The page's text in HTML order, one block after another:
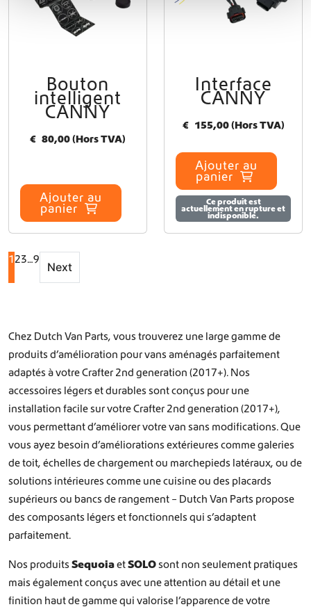
Bouton
intelligent
CANNY
€ 80,00(Hors TVA)
Ajouter au
panier
Interface
CANNY
€ 155,00(Hors TVA)
Ajouter au
panier
Ce produit est
actuellement en rupture et
indisponible.
123…9
Next
Chez Dutch Van Parts, vous trouverez une large gamme de
produits d’amélioration pour vans aménagés parfaitement
adaptés à votre Crafter 2nd generation (2017+). Nos
accessoires légers et durables sont conçus pour une
installation facile sur votre Crafter 2nd generation (2017+),
vous permettant d’améliorer votre van sans modifications. Que
vous ayez besoin d’améliorations extérieures commegaleries
de toit, échelles de chargementou marchepieds latéraux, ou de
solutions intérieures comme unecuisineou des placards
supérieurs ou bancs de rangement – Dutch Van Parts propose
des composants légers et fonctionnels qui s’adaptent
parfaitement.
Nos produitsSequoiaetSOLOsont non seulement pratiques
mais également conçus avec une attention au détail et une
finition haut de gamme qui valorise l’apparence de votre